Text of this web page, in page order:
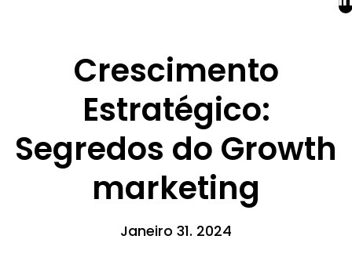
Crescimento
Estratégico:
Segredos do Growth
marketing
Janeiro 31. 2024